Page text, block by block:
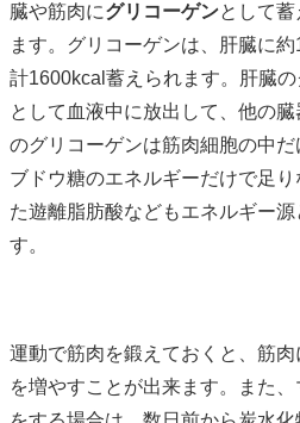
臓や筋肉にグリコーゲンとして
ます。グリコーゲンは、肝臓に
計1600kcal蓄えられます。肝臓
として血液中に放出して、他の
のグリコーゲンは筋肉細胞の中
ブドウ糖のエネルギーだけで足
た遊離脂肪酸などもエネルギー
す。
運動で筋肉を鍛えておくと、筋
を増やすことが出来ます。また